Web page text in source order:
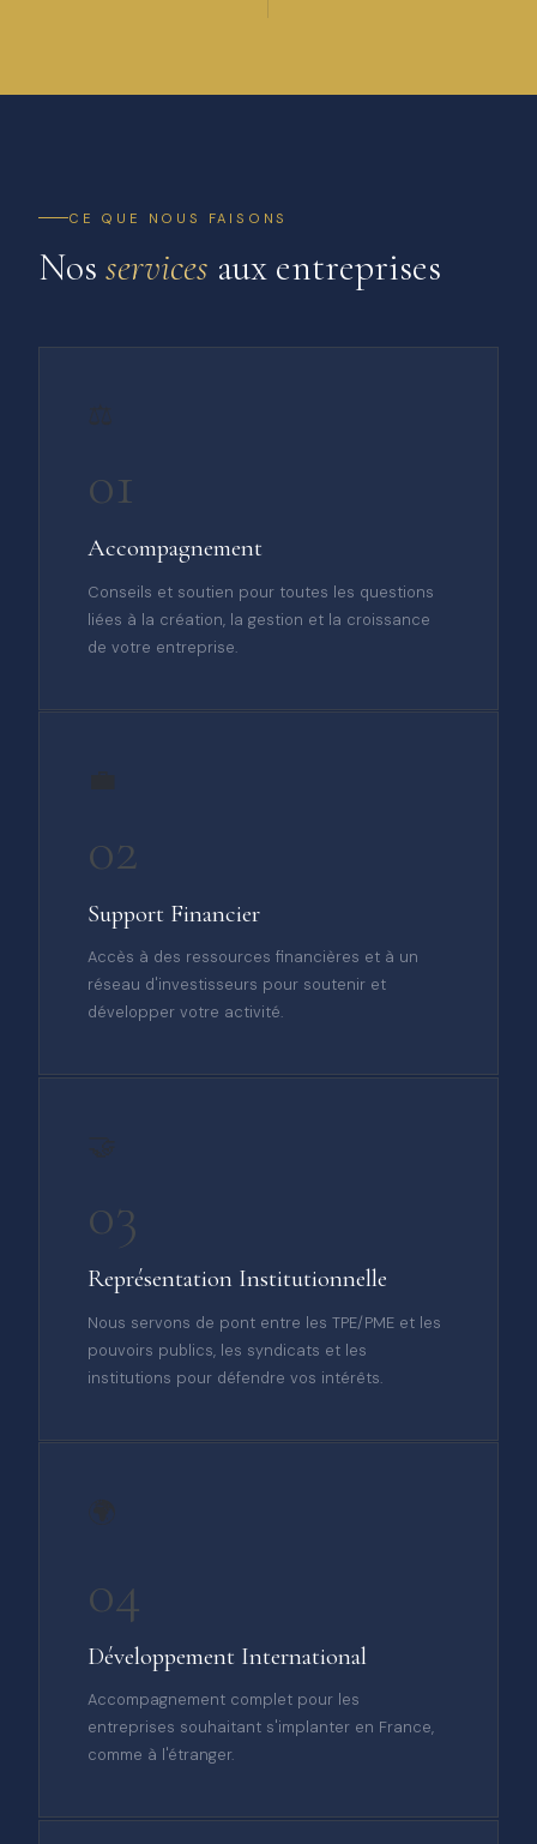
CE QUE NOUS FAISONS
Nos services aux entreprises
01
Accompagnement
Conseils et soutien pour toutes les questions
liées à la création, la gestion et la croissance
de votre entreprise.
02
Support Financier
Accès à des ressources financières et à un
réseau d'investisseurs pour soutenir et
développer votre activité.
03
Représentation Institutionnelle
Nous servons de pont entre les TPE/PME et les
pouvoirs publics, les syndicats et les
institutions pour défendre vos intérêts.
04
Développement International
Accompagnement complet pour les
entreprises souhaitant s'implanter en France,
comme à l'étranger.